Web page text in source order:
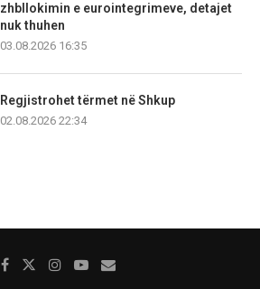
zhbllokimin e eurointegrimeve, detajet
nuk thuhen
03.08.2026 16:35
Regjistrohet tërmet në Shkup
02.08.2026 22:34